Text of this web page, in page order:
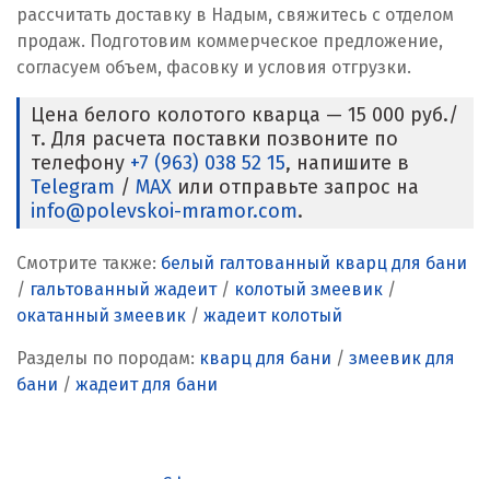
рассчитать доставку в Надым, свяжитесь с отделом
продаж. Подготовим коммерческое предложение,
согласуем объем, фасовку и условия отгрузки.
Цена белого колотого кварца — 15 000 руб./
т. Для расчета поставки позвоните по
телефону +7 (963) 038 52 15, напишите в
Telegram / MAX или отправьте запрос на
info@polevskoi-mramor.com.
Смотрите также: белый галтованный кварц для бани
/ гальтованный жадеит/ колотый змеевик /
окатанный змеевик / жадеит колотый
Разделы по породам: кварц для бани / змеевик для
бани / жадеит для бани